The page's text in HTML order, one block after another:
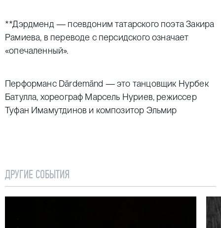
**Дэрдменд — псевдоним татарского поэта Закира
Рамиева, в переводе с персидского означает
«опечаленный».
Перформанс Därdemänd — это танцовщик Нурбек
Батулла, хореограф Марсель Нуриев, режиссер
Туфан Имамутдинов и композитор Эльмир
премию «Золотая маска» за исполнительское
мастерство. С тех пор Батулла и объединение
ДРУГИЕ СОБЫТИЯ